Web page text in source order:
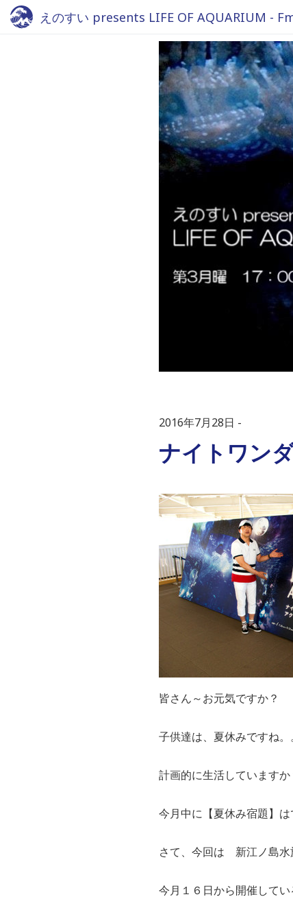
えのすい presents LIFE OF AQUARIUM -
2016年7月28日
ナイトワン
皆さん～お元気ですか？
子供達は、夏休みですね。
計画的に生活していますか
今月中に【夏休み宿題】は
さて、今回は 新江ノ島
今月１６日から開催して